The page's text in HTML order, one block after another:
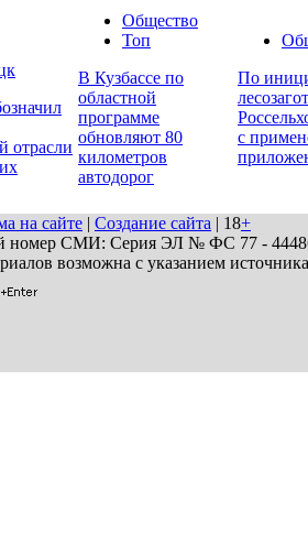
отрасли
Общество
Топ
В Кузбассе по
областной
программе
обновляют 80
километров
автодорог
По
с
на сайте | Создание сайта | 18+
номер СМИ: Серия ЭЛ № ФС 77 - 44486
возможна с указанием